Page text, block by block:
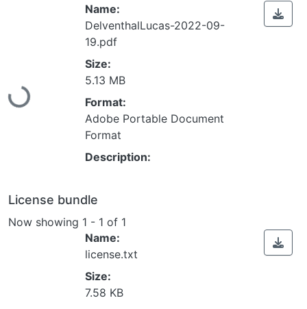
Loading...
Name:
DelventhalLucas-2022-09-
19.pdf
Size:
5.13 MB
Format:
Adobe Portable Document
Format
Description:
License bundle
Now showing 1 - 1 of 1
Name:
license.txt
Size:
7.58 KB